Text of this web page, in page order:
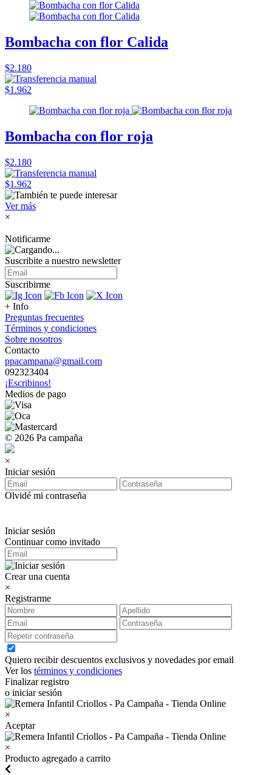
Bombacha con flor Calida
$2.180
$1.962
Bombacha con flor roja
$2.180
$1.962
Ver más
×
Notificarme
Suscribite a nuestro newsletter
Suscribirme
+ Info
Preguntas frecuentes
Términos y condiciones
Sobre nosotros
Contacto
ppacampana@gmail.com
092323404
¡Escribinos!
Medios de pago
© 2026 Pa campaña
×
Iniciar sesión
Olvidé mi contraseña
Iniciar sesión
Continuar como invitado
Crear una cuenta
×
Registrarme
Quiero recibir descuentos exclusivos y novedades por email
Ver los términos y condiciones
Finalizar registro
o iniciar sesión
×
Aceptar
×
Producto agregado a carrito